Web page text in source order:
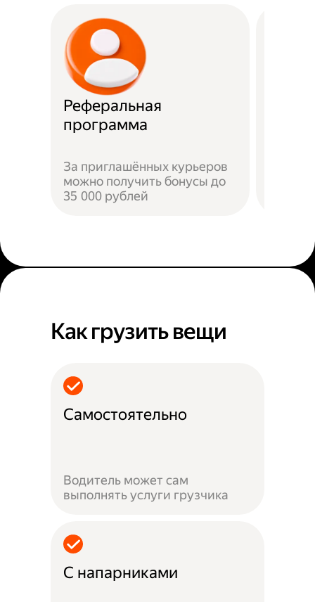
Реферальная
программа
За приглашённых курьеров
можно получить бонусы до
35 000 рублей
Как грузить вещи
Самостоятельно
Водитель может сам
выполнять услуги грузчика
С напарниками